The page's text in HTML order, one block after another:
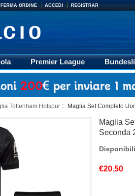
ORDINE ACCEDI REGISTRAR
Premier League
Tottenham Hotspur :: Maglia Set Completo
Maglia
Seconda
€20.50